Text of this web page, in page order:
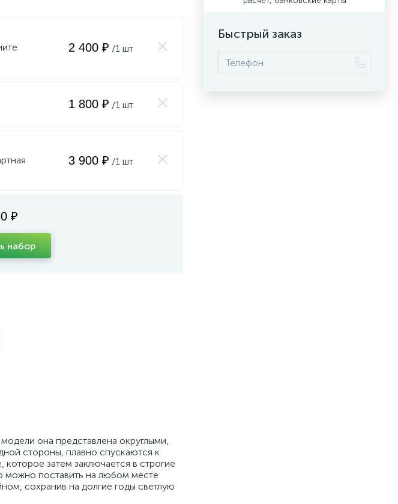
2 400 ₽ /1 шт
1 800 ₽ /1 шт
3 900 ₽ /1 шт
₽
набор
она представлена округлыми,
стороны, плавно спускаются к
затем заключается в строгие
можно поставить на любом месте
сохранив на долгие годы светлую
Быстрый заказ